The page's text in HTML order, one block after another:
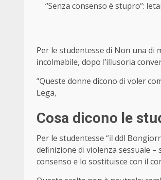
“Senza consenso è stupro”:
Per le studentesse di Non una di
incolmabile, dopo l’illusoria
“Queste donne dicono di voler
Lega,
Cosa dicono le
Per le studentesse “il ddl
definizione di violenza sessuale
consenso e lo sostituisce con il